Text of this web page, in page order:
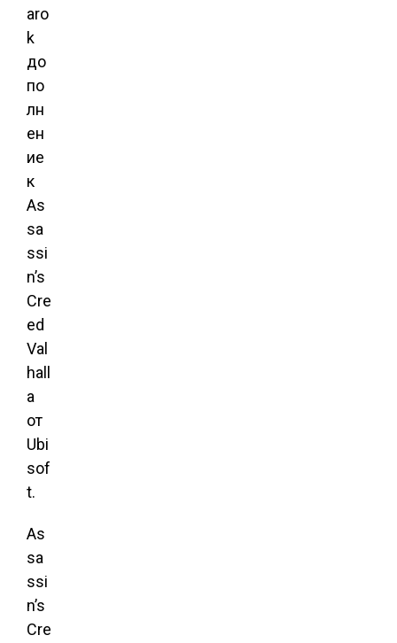
aro
k
до
по
лн
ен
ие
к
As
sa
ssi
n’s
Cre
ed
Val
hall
a
от
Ubi
sof
t.
As
sa
ssi
n’s
Cre